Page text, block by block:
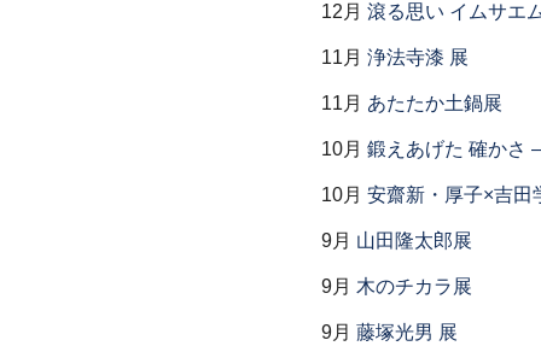
12月 滾る思い イムサエ
11月 浄法寺漆 展
11月 あたたか土鍋展
10月 鍛えあげた 確かさ
10月 安齋新・厚子×吉田
9月 山田隆太郎展
9月 木のチカラ展
9月 藤塚光男 展